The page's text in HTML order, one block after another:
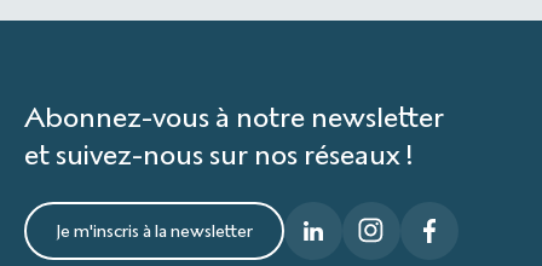
Abonnez-vous à notre newsletter
et suivez-nous sur nos réseaux !
Je m'inscris à la newsletter